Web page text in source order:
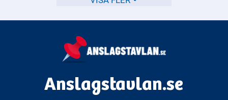
Anslagstavlan.se